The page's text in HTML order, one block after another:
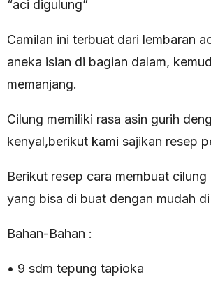
“aci digulung”
Camilan ini terbuat dari lembaran
aneka isian di bagian dalam,
memanjang.
Cilung memiliki rasa asin gurih
kenyal,berikut kami sajikan resep
Berikut resep cara membuat
yang bisa di buat dengan mudah di
Bahan-Bahan :
• 9 sdm tepung tapioka